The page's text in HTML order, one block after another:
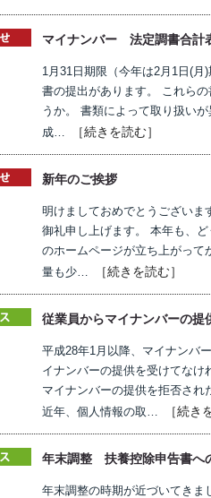
マイナンバー 法定調書合
1月31日期限（今年は2月1日(
書の提出があります。 これら
うか。 書類によって取り扱い
成…
［続きを読む］
新年のご挨拶
明けましておめでとうござい
御礼申し上げます。 本年も、
のホームページが立ち上がって
量も少…
［続きを読む］
従業員からマイナンバーの提
平成28年1月以降、マイナンバ
イナンバーの提供を受けてな
マイナンバーの提供を拒否さ
近年、個人情報の取…
［続き
年末調整 扶養控除申告書へ
年末調整の時期が近づいてきま